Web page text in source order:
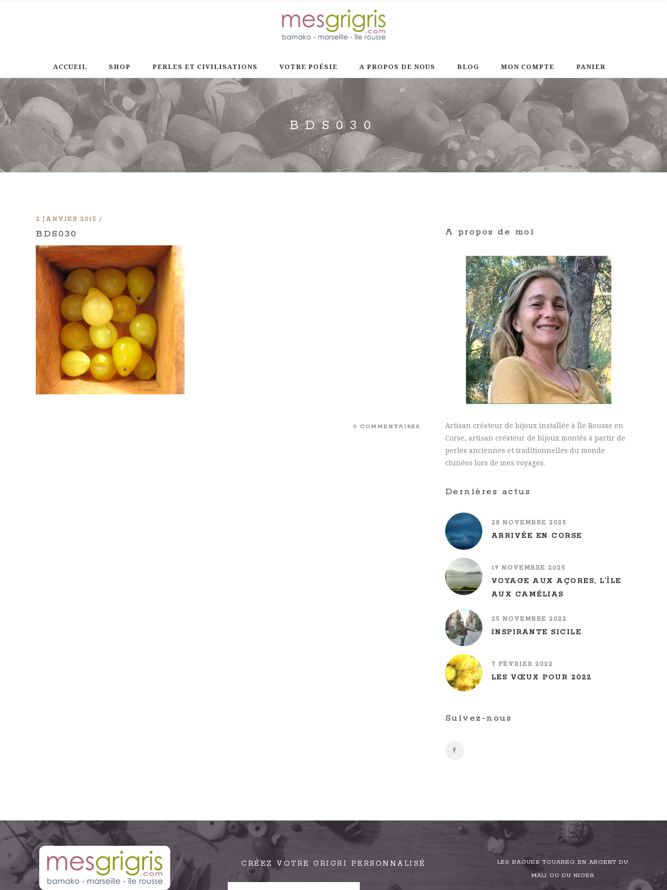
ACCUEIL SHOP PERLES ET CIVILISATIONS VOTRE POÉSIE A PROPOS DE NOUS BLOG MON COMPTE PANIER
BDS030
2 JANVIER 2015
BDS030
0 COMMENTAIRES
A propos de moi
Artisan créateur de bijoux installée à Île Rousse en
Corse, artisan créateur de bijoux montés à partir de
perles anciennes et traditionnelles du monde
chinées lors de mes voyages.
Dernières actus
28 NOVEMBRE 2025
ARRIVÉE EN CORSE
19 NOVEMBRE 2025
VOYAGE AUX AÇORES, L’ÎLE
AUX CAMÉLIAS
25 NOVEMBRE 2022
INSPIRANTE SICILE
7 FÉVRIER 2022
LES VŒUX POUR 2022
Suivez-nous
CRÉEZ VOTRE GRIGRI PERSONNALISÉ
LES BAGUES TOUAREG EN ARGENT DU
MALI OU DU NIGER